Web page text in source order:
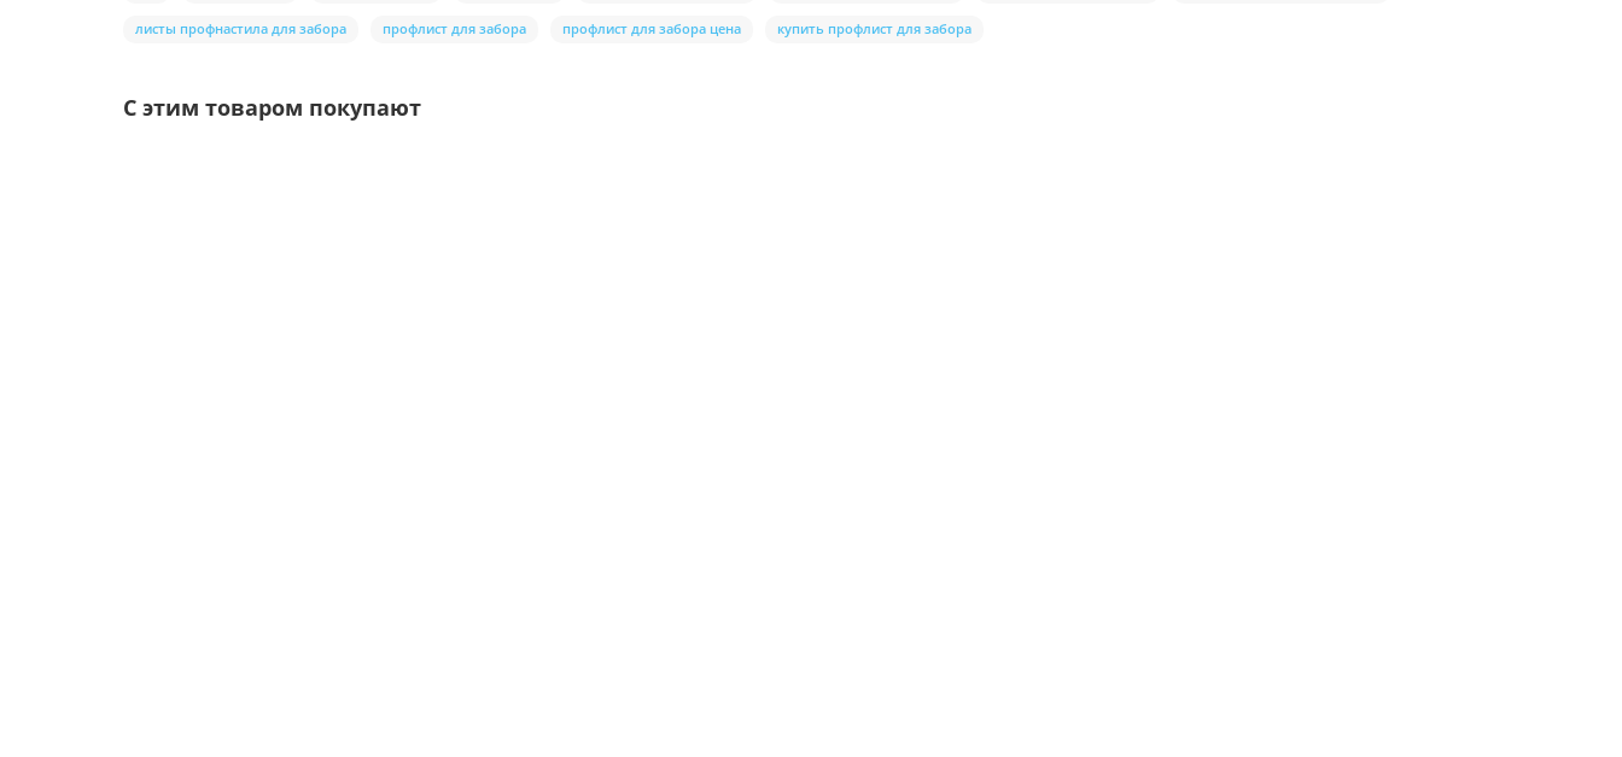
листы профнастила для забора профлист для забора профлист для забора цена купить профлист для забора
С этим товаром покупают